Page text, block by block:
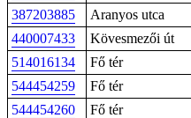
387203885
Aranyos utca
440007433
Kövesmezői út
514016134
Fő tér
544454259
Fő tér
544454260
Fő tér